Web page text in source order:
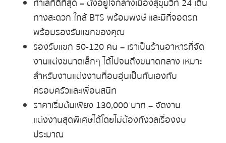
ทำเลที่ดีที่สุด – ตั้งอยู่ใจกลางเมืองสุขุมวิท 24 เดิน
ทางสะดวก ใกล้ BTS พร้อมพงษ์ และมีที่จอดรถ
พร้อมรองรับแขกของคุณ
รองรับแขก 50-120 คน – เราเป็นร้านอาหารที่จัด
งานแต่งขนาดเล็กๆ ได้ไปจนถึงขนาดกลาง เหมาะ
สำหรับงานแต่งงานที่อบอุ่นเป็นกันเองกับ
ครอบครัวและเพื่อนสนิท
ราคาเริ่มต้นเพียง 130,000 บาท – จัดงาน
แต่งงานสุดพิเศษได้โดยไม่ต้องกังวลเรื่องงบ
ประมาณ